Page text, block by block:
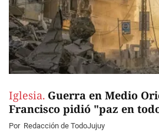
Iglesia. Guerra en Medio
Francisco pidió "paz en
Por Redacción de TodoJujuy